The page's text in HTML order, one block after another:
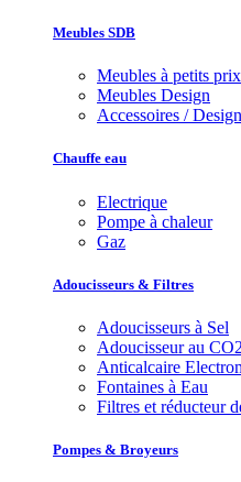
Meubles SDB
Meubles à petits prix
Meubles Design
Accessoires / Design
Chauffe eau
Electrique
Pompe à chaleur
Gaz
Adoucisseurs & Filtres
Adoucisseurs à Sel
Adoucisseur au CO2
Anticalcaire
Fontaines à Eau
Filtres et réducteur
Pompes & Broyeurs